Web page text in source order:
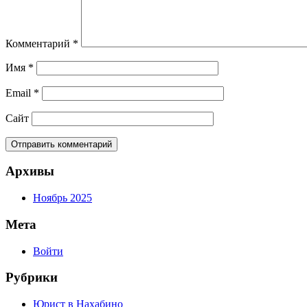
Комментарий *
Имя *
Email *
Сайт
Архивы
Ноябрь 2025
Мета
Войти
Рубрики
Юрист в Нахабино